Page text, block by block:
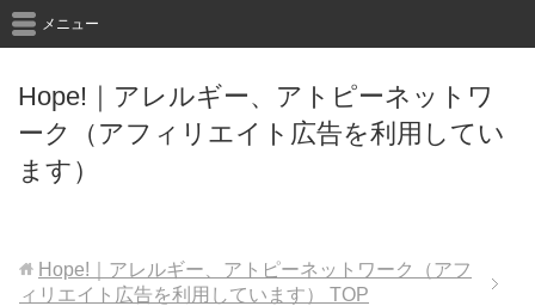
Hope!｜アレルギー、アトピーネットワ
ーク（アフィリエイト広告を利用してい
ます）
メニュー
Hope!｜アレルギー、アトピーネットワーク（アフ
ィリエイト広告を利用しています）
TOP